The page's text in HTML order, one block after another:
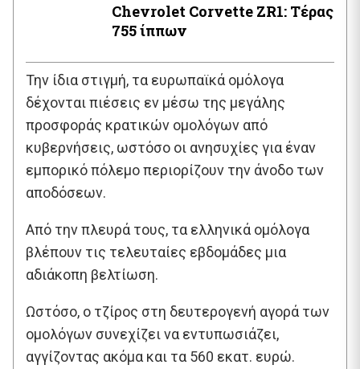
Chevrolet Corvette ZR1: Τέρας
755 ίππων
Την ίδια στιγμή, τα ευρωπαϊκά ομόλογα
δέχονται πιέσεις εν μέσω της μεγάλης
προσφοράς κρατικών ομολόγων από
κυβερνήσεις, ωστόσο οι ανησυχίες για έναν
εμπορικό πόλεμο περιορίζουν την άνοδο των
αποδόσεων.
Από την πλευρά τους, τα ελληνικά ομόλογα
βλέπουν τις τελευταίες εβδομάδες μια
αδιάκοπη βελτίωση.
Ωστόσο, ο τζίρος στη δευτερογενή αγορά των
ομολόγων συνεχίζει να εντυπωσιάζει,
αγγίζοντας ακόμα και τα 560 εκατ. ευρώ.